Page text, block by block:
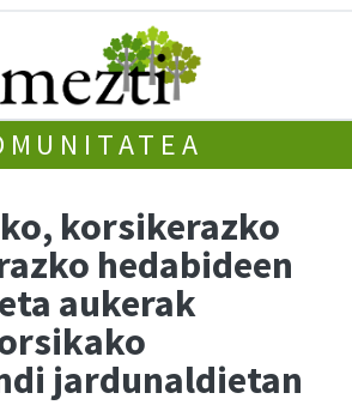
korsikerazko
hedabideen
aukerak
jardunaldietan